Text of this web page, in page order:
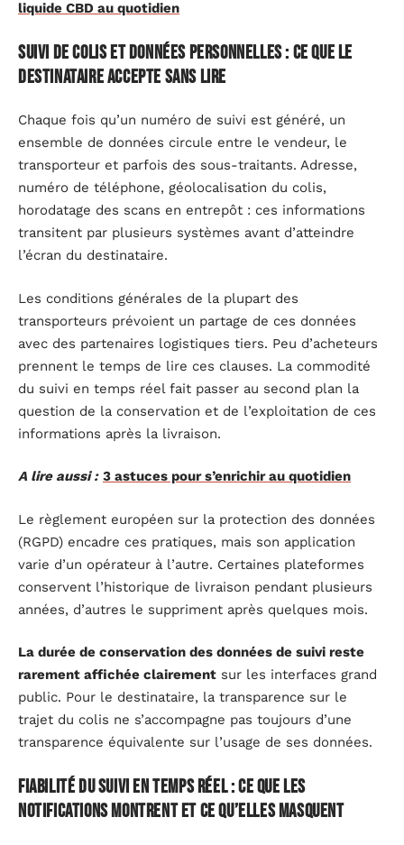
liquide CBD au quotidien
Suivi de colis et données personnelles : ce que le
destinataire accepte sans lire
Chaque fois qu’un numéro de suivi est généré, un
ensemble de données circule entre le vendeur, le
transporteur et parfois des sous-traitants. Adresse,
numéro de téléphone, géolocalisation du colis,
horodatage des scans en entrepôt : ces informations
transitent par plusieurs systèmes avant d’atteindre
l’écran du destinataire.
Les conditions générales de la plupart des
transporteurs prévoient un partage de ces données
avec des partenaires logistiques tiers. Peu d’acheteurs
prennent le temps de lire ces clauses. La commodité
du suivi en temps réel fait passer au second plan la
question de la conservation et de l’exploitation de ces
informations après la livraison.
A lire aussi : 3 astuces pour s’enrichir au quotidien
Le règlement européen sur la protection des données
(RGPD) encadre ces pratiques, mais son application
varie d’un opérateur à l’autre. Certaines plateformes
conservent l’historique de livraison pendant plusieurs
années, d’autres le suppriment après quelques mois.
La durée de conservation des données de suivi reste
rarement affichée clairement sur les interfaces grand
public. Pour le destinataire, la transparence sur le
trajet du colis ne s’accompagne pas toujours d’une
transparence équivalente sur l’usage de ses données.
Fiabilité du suivi en temps réel : ce que les
notifications montrent et ce qu’elles masquent